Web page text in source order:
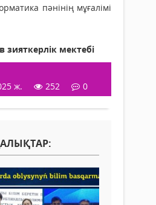
пәнінің мұғалімі
зияткерлік мектебі
ж.
252 0